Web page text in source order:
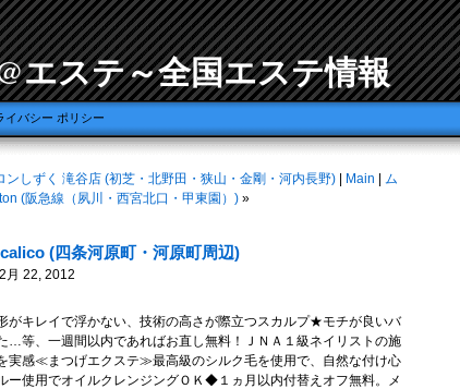
エステ～全国エステ情報
イバシー ポリシー
ンしずく 滝谷店 (初芝・北野田・狭山・金剛・河内長野) Main
ム
(阪急線（夙川・西宮北口・甲東園）) »
(四条河原町・河原町周辺)
2月 22, 2012
キレイで浮かない、技術の高さが際立つスカルプ★モチが良いバ
…等、一週間以内であればお直し無料！ＪＮＡ１級ネイリストの施
実感≪まつげエクステ≫最高級のシルク毛を使用で、自然な付け心
ー使用でオイルクレンジングＯＫ◆１ヵ月以内付替えオフ無料。メ